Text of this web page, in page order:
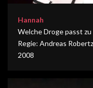
Hannah
Welche Droge passt
Regie: Andreas Robertz
2008